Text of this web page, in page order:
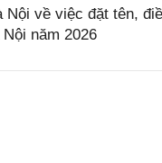
về việc đặt tên,
năm 2026